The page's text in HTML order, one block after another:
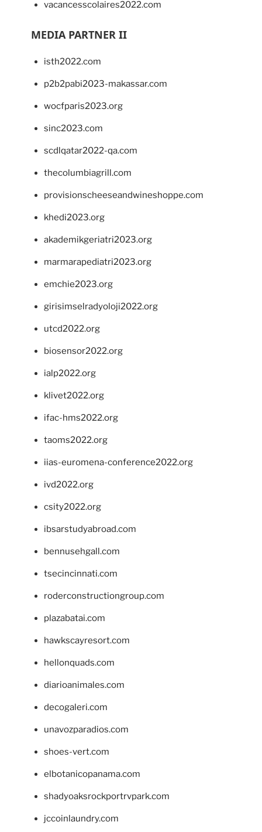
vacancesscolaires2022.com
MEDIA PARTNER II
isth2022.com
p2b2pabi2023-makassar.com
wocfparis2023.org
sinc2023.com
scdlqatar2022-qa.com
thecolumbiagrill.com
provisionscheeseandwineshoppe.com
khedi2023.org
akademikgeriatri2023.org
marmarapediatri2023.org
emchie2023.org
girisimselradyoloji2022.org
utcd2022.org
biosensor2022.org
ialp2022.org
klivet2022.org
ifac-hms2022.org
taoms2022.org
iias-euromena-conference2022.org
ivd2022.org
csity2022.org
ibsarstudyabroad.com
bennusehgall.com
tsecincinnati.com
roderconstructiongroup.com
plazabatai.com
hawkscayresort.com
hellonquads.com
diarioanimales.com
decogaleri.com
unavozparadios.com
shoes-vert.com
elbotanicopanama.com
shadyoaksrockportrvpark.com
jccoinlaundry.com